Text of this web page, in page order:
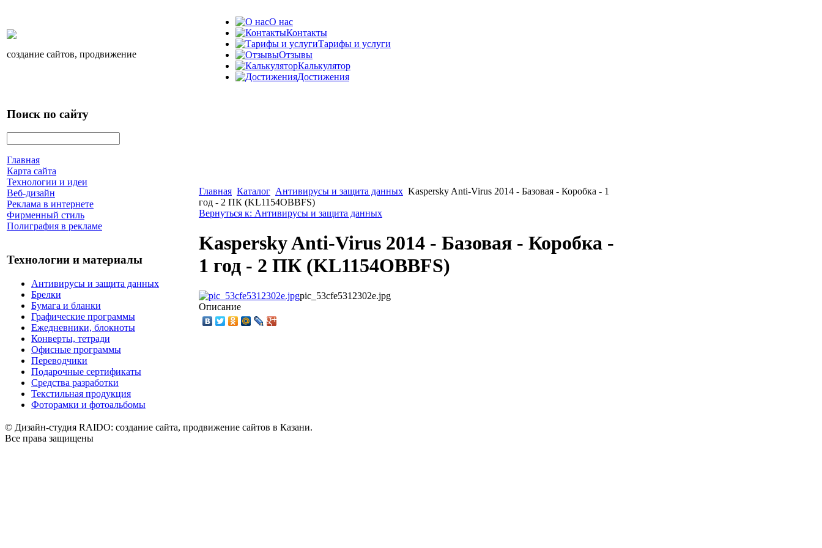
создание сайтов, продвижение
О нас
Контакты
Тарифы и услуги
Отзывы
Калькулятор
Достижения
Поиск по сайту
Главная
Карта сайта
Технологии и идеи
Веб-дизайн
Реклама в интернете
Фирменный стиль
Полиграфия в рекламе
Технологии и материалы
Антивирусы и защита данных
Брелки
Бумага и бланки
Графические программы
Ежедневники, блокноты
Конверты, тетради
Офисные программы
Переводчики
Подарочные сертификаты
Средства разработки
Текстильная продукция
Фоторамки и фотоальбомы
Главная Каталог Антивирусы и защита данных Kaspersky Anti-Virus 2014 - Базовая - Коробка - 1
год - 2 ПК (KL1154OBBFS)
Вернуться к: Антивирусы и защита данных
Kaspersky Anti-Virus 2014 - Базовая - Коробка -
1 год - 2 ПК (KL1154OBBFS)
pic_53cfe5312302e.jpg
Описание
© Дизайн-студия RAIDO: создание сайта, продвижение сайтов в Казани.
Все права защищены